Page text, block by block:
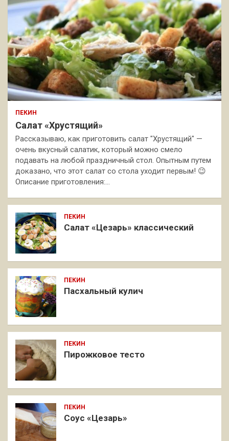
ПЕКИН
Салат «Хрустящий»
Рассказываю, как приготовить салат "Хрустящий" —
очень вкусный салатик, который можно смело
подавать на любой праздничный стол. Опытным путем
доказано, что этот салат со стола уходит первым! 😉
Описание приготовления:…
ПЕКИН
Салат «Цезарь» классический
ПЕКИН
Пасхальный кулич
ПЕКИН
Пирожковое тесто
ПЕКИН
Соус «Цезарь»